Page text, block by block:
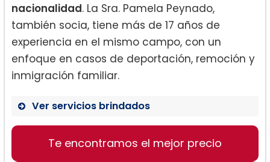
nacionalidad. La Sra. Pamela Peynado,
también socia, tiene más de 17 años de
experiencia en el mismo campo, con un
enfoque en casos de deportación, remoción y
inmigración familiar.
Ver servicios brindados
Visas para Artistas, atletas y
Te encontramos el mejor precio